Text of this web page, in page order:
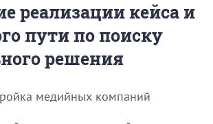
реализации кейса и
пути по поиску
решения
медийных компаний